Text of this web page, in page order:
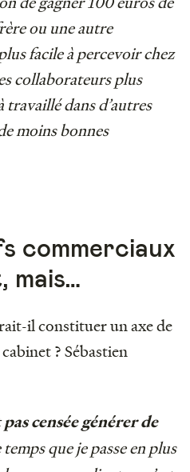
ou une autre
facile à percevoir chez
collaborateurs plus
dans d’autres
moins bonnes
commerciaux
mais…
il constituer un axe de
? Sébastien
pas censée générer de
que je passe en plus